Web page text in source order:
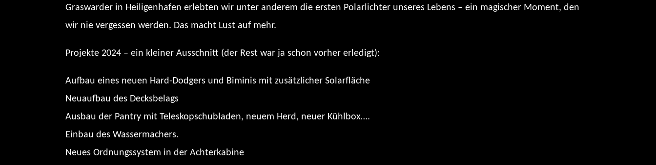
Graswarder in Heiligenhafen erlebten wir unter anderem die ersten Polarlichter unseres Lebens – ein magischer Moment, den
wir nie vergessen werden. Das macht Lust auf mehr.
Projekte 2024 – ein kleiner Ausschnitt (der Rest war ja schon vorher erledigt):
Aufbau eines neuen Hard-Dodgers und Biminis mit zusätzlicher Solarfläche
Neuaufbau des Decksbelags
Ausbau der Pantry mit Teleskopschubladen, neuem Herd, neuer Kühlbox….
Einbau des Wassermachers.
Neues Ordnungssystem in der Achterkabine